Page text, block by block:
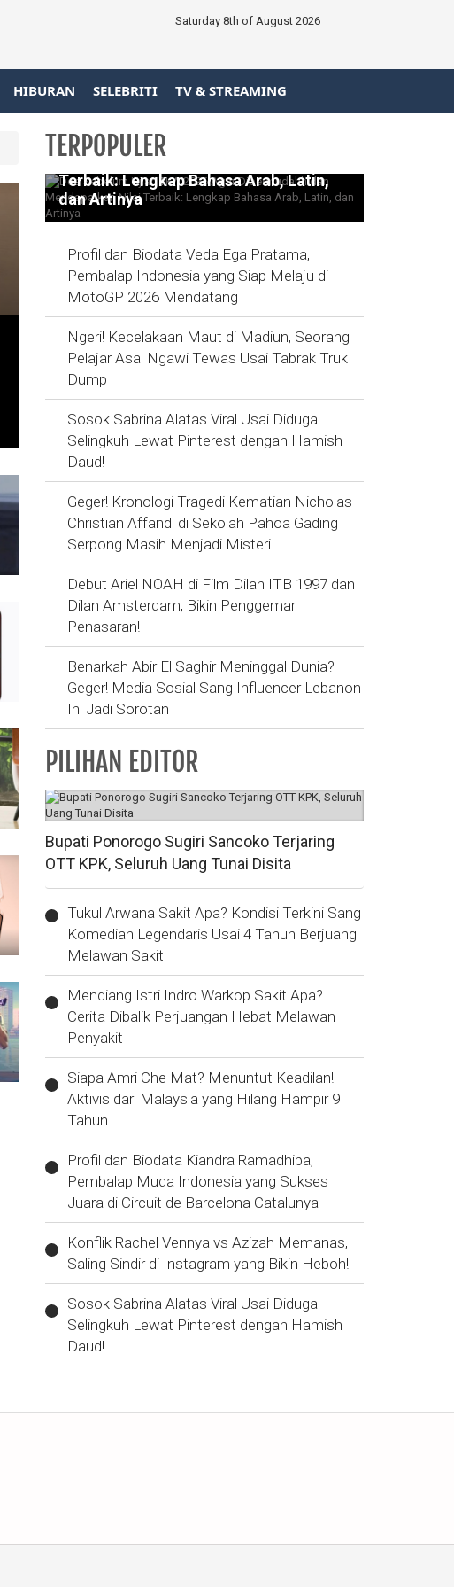
Saturday 8th of August 2026
HIBURAN SELEBRITI TV & STREAMING
TERPOPULER
Doa Sebelum Ujian TKA 2026 Agar
Dipermudahh dan Mendapatkan Nilai
Terbaik: Lengkap Bahasa Arab, Latin,
dan Artinya
Profil dan Biodata Veda Ega Pratama,
Pembalap Indonesia yang Siap Melaju di
MotoGP 2026 Mendatang
Ngeri! Kecelakaan Maut di Madiun, Seorang
Pelajar Asal Ngawi Tewas Usai Tabrak Truk
Dump
Sosok Sabrina Alatas Viral Usai Diduga
Selingkuh Lewat Pinterest dengan Hamish
Daud!
Geger! Kronologi Tragedi Kematian Nicholas
Christian Affandi di Sekolah Pahoa Gading
Serpong Masih Menjadi Misteri
Debut Ariel NOAH di Film Dilan ITB 1997 dan
Dilan Amsterdam, Bikin Penggemar
Penasaran!
Benarkah Abir El Saghir Meninggal Dunia?
Geger! Media Sosial Sang Influencer Lebanon
Ini Jadi Sorotan
PILIHAN EDITOR
Bupati Ponorogo Sugiri Sancoko Terjaring
OTT KPK, Seluruh Uang Tunai Disita
Tukul Arwana Sakit Apa? Kondisi Terkini Sang
Komedian Legendaris Usai 4 Tahun Berjuang
Melawan Sakit
Mendiang Istri Indro Warkop Sakit Apa?
Cerita Dibalik Perjuangan Hebat Melawan
Penyakit
Siapa Amri Che Mat? Menuntut Keadilan!
Aktivis dari Malaysia yang Hilang Hampir 9
Tahun
Profil dan Biodata Kiandra Ramadhipa,
Pembalap Muda Indonesia yang Sukses
Juara di Circuit de Barcelona Catalunya
Konflik Rachel Vennya vs Azizah Memanas,
Saling Sindir di Instagram yang Bikin Heboh!
Sosok Sabrina Alatas Viral Usai Diduga
Selingkuh Lewat Pinterest dengan Hamish
Daud!